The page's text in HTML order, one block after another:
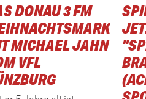
DONAU 3 FM
MICHAEL JAHN
VFL